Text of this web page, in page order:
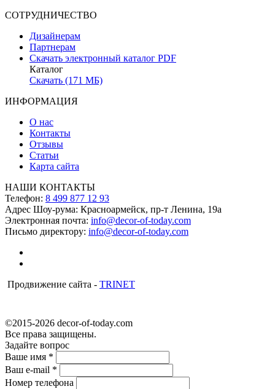
СОТРУДНИЧЕСТВО
Дизайнерам
Партнерам
Скачать электронный каталог PDF
Каталог
Скачать (171 МБ)
ИНФОРМАЦИЯ
О нас
Контакты
Отзывы
Статьи
Карта сайта
НАШИ КОНТАКТЫ
Телефон: 8 499 877 12 93
Адрес Шоу-рума: Красноармейск, пр-т Ленина, 19а
Электронная почта: info@decor-of-today.com
Письмо директору: info@decor-of-today.com
Продвижение сайта - TRINET
©2015-2026 decor-of-today.com
Все права защищены.
Задайте вопрос
Ваше имя *
Ваш e-mail *
Номер телефона